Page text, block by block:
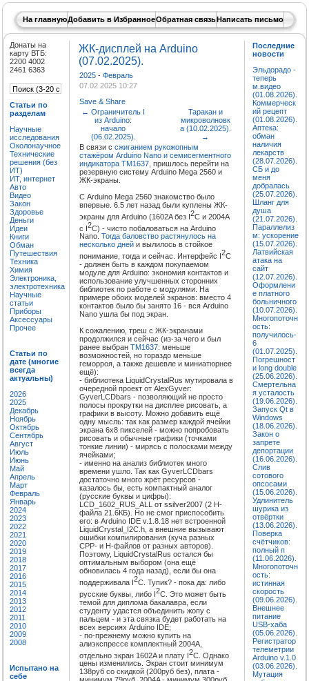
На главнуюДобавить в ИзбранноеОбратная связьНаписать письмо
Донаты на
карту ВТБ:
2200 4002
2461 6363
Статьи по
разделам
Научные
исследования
Околонаучное
Технические
решения (без
ИТ)
ИТ, интернет
Авто
Видео
Закон
Здоровье
Деньги
Идеи
Книги
Обман
Путешествия
Техника
Химия
Электроника,
электротехника
Научные
статьи
Приборы
Аксессуары
Прочее
Статьи по
дате (многие
всегда
актуальны)
2026
2025
Декабрь
Ноябрь
Октябрь
Сентябрь
Август
Июль
Июнь
Май
Апрель
Март
Февраль
Январь
2024
2023
2022
2021
2020
2019
2018
2017
2016
2015
2014
2013
2012
2011
2010
2009
2008
Испытано на
себе
ЖК-дисплей на Arduino
(07.02.2025).
2025 - Февраль
07.02.2025 10:27
Save & Share
← Ограничитель I
из Arduino:
начало
(06.02.2025).
Таракан и
микроволновк
а (10.02.2025).
→
В связи с сжиганием рукожопным
стажёром Arduino Nano и семисегментного
индикатора TM1637 , пришлось перейти на
резервную систему Arduino Mega 2560 и
ЖК-экраны.
С Arduino Mega 2560 знакомство было
впервые. 6.5 лет назад были куплены ЖК-
экраны для Arduino (1602A без I2C и 2004A
с I2C) - чисто побаловаться на Arduino
Nano. Тогда баловство растянулось на
несколько дней и вылилось в стойкое
понимание, тогда и сейчас. Интерфейс I 2C
- должен быть в каждом покупаемом
модуле для Arduino: экономия контактов и
использование улучшенных сторонних
библиотек по работе с модулями. На
примере обоих моделей экранов: вместо 4
контактов было бы занято 16 - вся Arduino
Nano ушла бы под экран.
К сожалению, треш с ЖК-экранами
продолжился и сейчас (из-за чего и был
ранее выбран TM1637: меньше
возможностей, но гораздо меньше
геморроя, а также дешевле и миниатюрнее
ещё):
- библиотека LiquidCrystalRus мутировала в
очередной проект от AlexGyver:
GyverLCDbars - позволяющий не просто
полосы прокрутки на дисплее рисовать, а
графики в высоту. Можно добавить ещё
одну мысль: так как размер каждой ячейки
экрана 6x8 пикселей - можно попробовать
рисовать и обычные графики (точками
тонкие линии) - мирясь с полосками между
ячейками;
- именно на анализ библиотек много
времени ушло. Так как GyverLCDbars
достаточно много жрёт ресурсов -
казалось бы, есть компактный аналог
(русские буквы и цифры):
LCD_1602_RUS_ALL от ssilver2007 (2 H-
файла 21.6КБ). Но не смог приспособить
его: в Arduino IDE v.1.8.18 нет встроенной
LiquidCrystal_I2C.h, а внешние вызывают
ошибки компилирования (куча разных
CPP- и H-файлов от разных авторов).
Поэтому, LiquidCrystalRus остался бы
оптимальным выбором (она ещё
обновилась 4 года назад), если бы она
поддерживала I2C. Тупик? - пока да: либо
русские буквы, либо I2C. Это может быть
темой для диплома бакалавра, если
студенту удастся объединить жопу с
пальцем - и эта связка будет работать на
всех версиях Arduino IDE;
- по-прежнему можно купить на
алиэкспрессе комплектный 2004A,
отдельно экран 1602A и плату I2C. Однако
цены изменились. Экран стоит минимум
138руб со скидкой (200руб без), плата -
Последние
новости
Эльдорадо -
теперь
м.видео
(01.08.2026).
Коммерческ
ий рецепт
(01.08.2026).
Аптека:
обман
наличия
лекарств
(28.07.2026).
СБ и до
меня
добралась
(25.07.2026).
Шланг для
душа
(21.07.2026).
Параллелиз
м: ускорение
(15.07.2026).
Латвийская
атака на
сайт
(12.07.2026).
Оформлени
е платного
больничного
(10.07.2026).
Многопоточн
ость:
получилось-
6
(01.07.2025).
Погрешност
и long double
(25.06.2026).
Смертельна
я усталость
(19.06.2026).
Запуск Qt в
Windows
(18.06.2026).
Закон о
запрете
депортации
(16.06.2026).
Слив
сотового
опсосами
(15.06.2026).
Удлинитель
шурика из
отвёртки
(13.06.2026).
Поверка
счётчиков:
полный п
(11.06.2026).
Многопоточн
ость:
истинная
скорость
(09.06.2026).
Внешнее
питание
USB-хаба
(05.06.2026).
Регистратор
телеметрии
Arduino v.1.0
(03.06.2026).
Мутация